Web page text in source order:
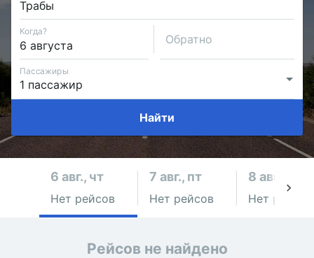
Когда?
Обратно
Пассажиры
Найти
6 авг., чт
Нет рейсов
7 авг., пт
Нет рейсов
8 авг., сб
Нет рейсов
Рейсов не найдено